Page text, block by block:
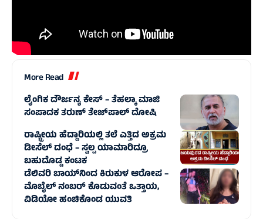
More Read
ಲೈಂಗಿಕ ದೌರ್ಜನ್ಯ ಕೇಸ್‌ – ತೆಹಲ್ಕಾ ಮಾಜಿ
ಸಂಪಾದಕ ತರುಣ್ ತೇಜ್‌ಪಾಲ್ ದೋಷಿ
ರಾಷ್ಟ್ರೀಯ ಹೆದ್ದಾರಿಯಲ್ಲಿ ತಲೆ ಎತ್ತಿದ ಅಕ್ರಮ
ಡೀಸೆಲ್ ದಂಧೆ – ಸ್ವಲ್ಪ ಯಾಮಾರಿದ್ರೂ
ಬಹುದೊಡ್ಡ ಕಂಟಕ
ಡೆಲಿವರಿ ಬಾಯ್‌ನಿಂದ ಕಿರುಕುಳ ಆರೋಪ –
ಮೊಬೈಲ್ ನಂಬರ್ ಕೊಡುವಂತೆ ಒತ್ತಾಯ,
ವಿಡಿಯೋ ಹಂಚಿಕೊಂಡ ಯುವತಿ